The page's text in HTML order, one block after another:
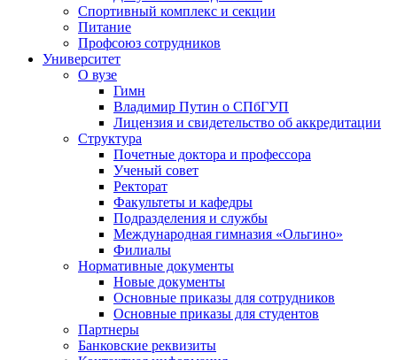
Спортивный комплекс и секции
Питание
Профсоюз сотрудников
Университет
О вузе
Гимн
Владимир Путин о СПбГУП
Лицензия и свидетельство об аккредитации
Структура
Почетные доктора и профессора
Ученый совет
Ректорат
Факультеты и кафедры
Подразделения и службы
Международная гимназия «Ольгино»
Филиалы
Нормативные документы
Новые документы
Основные приказы для сотрудников
Основные приказы для студентов
Партнеры
Банковские реквизиты